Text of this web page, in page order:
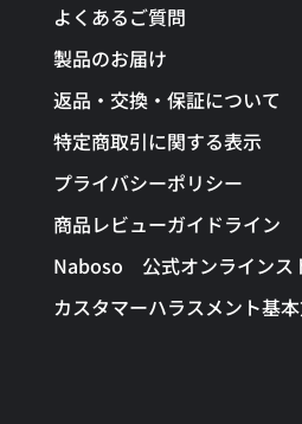
よくあるご質問
製品のお届け
返品・交換・保証について
特定商取引に関する表示
プライバシーポリシー
商品レビューガイドライン
Naboso 公式オンライン
カスタマーハラスメント基